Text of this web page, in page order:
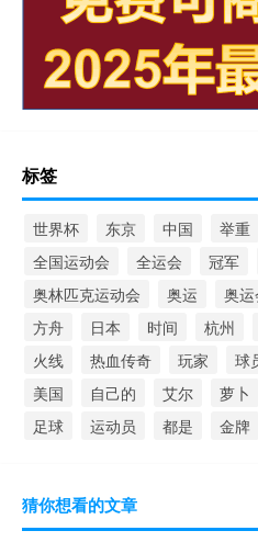
标签
世界杯 东京 中国 举重
全国运动会
全运会 冠军
奥林匹克运动会
奥运 奥运
方舟
日本 时间 杭州
火线
热血传奇 玩家 球
美国
自己的 艾尔 萝卜
足球
运动员 都是 金牌
猜你想看的文章